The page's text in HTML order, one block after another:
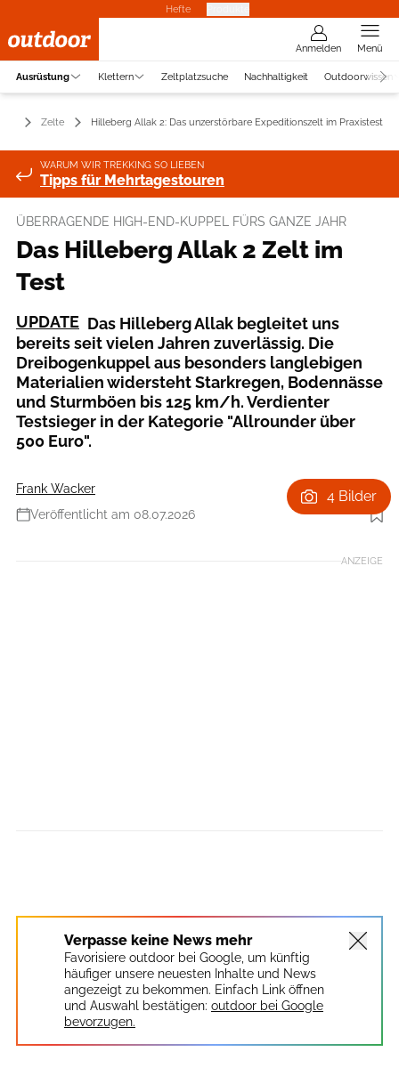
Hefte
Anmelden Menü
Ausrüstung Klettern Zeltplatzsuche Nachhaltigkeit Outdoorwissen
Zelte Hilleberg Allak 2: Das unzerstörbare Expeditionszelt im Praxistest
WARUM WIR TREKKING SO LIEBEN
Tipps für Mehrtagestouren
ÜBERRAGENDE HIGH-END-KUPPEL FÜRS GANZE JAHR
Das Hilleberg Allak 2 Zelt im
Test
UPDATE Das Hilleberg Allak begleitet uns
bereits seit vielen Jahren zuverlässig. Die
Dreibogenkuppel aus besonders langlebigen
Materialien widersteht Starkregen, Bodennässe
und Sturmböen bis 125 km/h. Verdienter
Testsieger in der Kategorie "Allrounder über
500 Euro".
Frank Wacker
Veröffentlicht am 08.07.2026
Foto: Boris Gnielka
4 Bilder
ANZEIGE
Verpasse keine News mehr
Favorisiere outdoor bei Google, um künftig
häufiger unsere neuesten Inhalte und News
angezeigt zu bekommen. Einfach Link öffnen
und Auswahl bestätigen: outdoor bei Google
bevorzugen.